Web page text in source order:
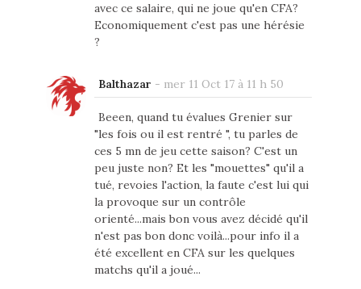
avec ce salaire, qui ne joue qu'en CFA?
Economiquement c'est pas une hérésie
?
Balthazar - mer 11 Oct 17 à 11 h 50
Beeen, quand tu évalues Grenier sur
"les fois ou il est rentré ", tu parles de
ces 5 mn de jeu cette saison? C'est un
peu juste non? Et les "mouettes" qu'il a
tué, revoies l'action, la faute c'est lui qui
la provoque sur un contrôle
orienté...mais bon vous avez décidé qu'il
n'est pas bon donc voilà...pour info il a
été excellent en CFA sur les quelques
matchs qu'il a joué...